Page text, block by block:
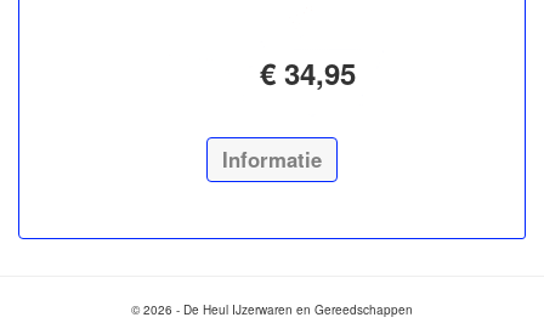
€ 34,95
Informatie
© 2026 - De Heul IJzerwaren en Gereedschappen